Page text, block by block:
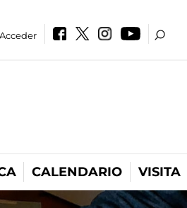
Acceder
CALENDARIO VISITA